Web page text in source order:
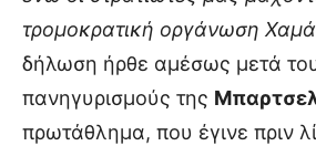
τρομοκρατική οργάνωση
δήλωση ήρθε αμέσως μετά
πανηγυρισμούς της
πρωτάθλημα, που έγινε πριν